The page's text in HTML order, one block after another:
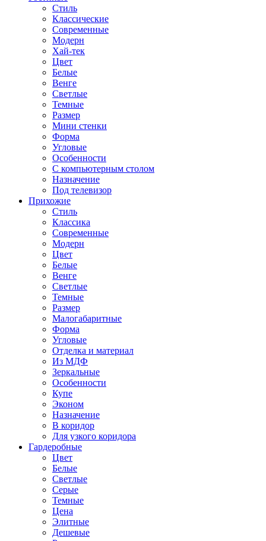
Стиль
Классические
Современные
Модерн
Хай-тек
Цвет
Белые
Венге
Светлые
Темные
Размер
Мини стенки
Форма
Угловые
Особенности
С компьютерным столом
Назначение
Под телевизор
Прихожие
Стиль
Классика
Современные
Модерн
Цвет
Белые
Венге
Светлые
Темные
Размер
Малогабаритные
Форма
Угловые
Отделка и материал
Из МДФ
Зеркальные
Особенности
Купе
Эконом
Назначение
В коридор
Для узкого коридора
Гардеробные
Цвет
Белые
Светлые
Серые
Темные
Цена
Элитные
Дешевые